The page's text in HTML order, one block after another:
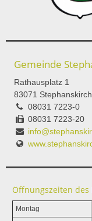
Gemeinde
Rathausplatz 1
83071
08031 7223-0
08031 7223-20
Öffnungszeiten des
Montag